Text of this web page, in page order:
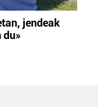
jendeak
du»